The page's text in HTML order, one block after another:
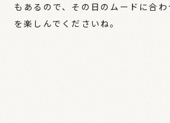
もあるので、その日のムードに合
を楽しんでくださいね。